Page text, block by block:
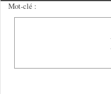
Mot-clé :